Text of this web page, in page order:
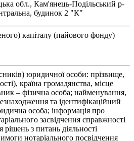
обл., Кам'янець-Подільський р-
будинок 2 "К"
капіталу (пайового фонду)
юридичної особи: прізвище,
країна громадянства, місце
– фізична особа; найменування,
та ідентифікаційний
особа; інформація про
засвідчення справжності
з питань діяльності
нотаріального посвідчення